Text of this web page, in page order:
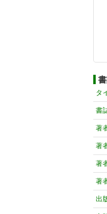
タ
書
著
著
著
著
出